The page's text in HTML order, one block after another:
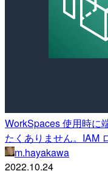
WorkSpaces 使用時に
たくありません。IAM
m.hayakawa
2022.10.24